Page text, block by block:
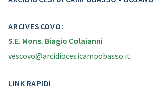
ARCIVESCOVO:
S.E. Mons. Biagio Colaianni
vescovo@arcidiocesicampobasso.it
LINK RAPIDI